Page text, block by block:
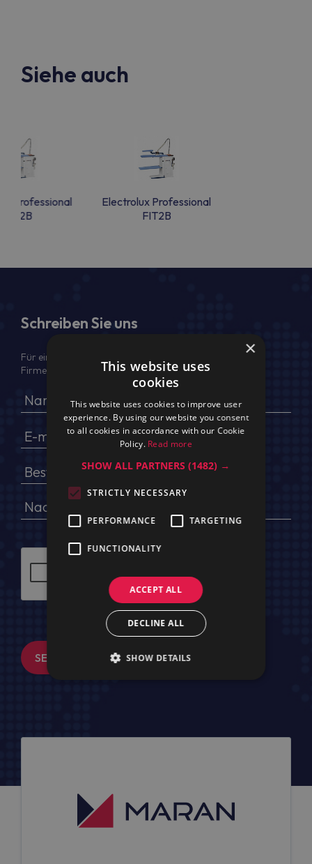
Siehe auch
Professional
FIT2B
Electrolux Professional
FIT2B
Schreiben Sie uns
Für ein Angebot geben Sie bitte Ihren voller Namen,
Firmendaten, USt.-IdNr. und Lieferadresse an
SENDEN
×
This website uses
cookies
This website uses cookies to improve user
experience. By using our website you consent
to all cookies in accordance with our Cookie
Policy. Read more
SHOW ALL PARTNERS(1482) →
STRICTLY NECESSARY
PERFORMANCE TARGETING
FUNCTIONALITY
ACCEPT ALL
DECLINE ALL
SHOW DETAILS